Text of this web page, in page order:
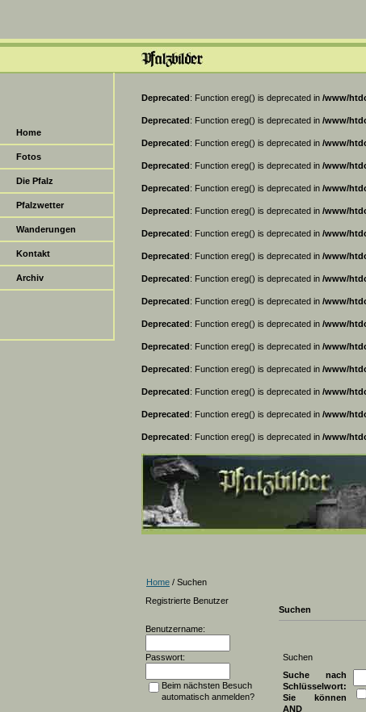
Home
Fotos
Die Pfalz
Pfalzwetter
Wanderungen
Kontakt
Archiv
Deprecated: Function ereg() is deprecated in /www/
Deprecated: Function ereg() is deprecated in /www/
Deprecated: Function ereg() is deprecated in /www/
Deprecated: Function ereg() is deprecated in /www/
Deprecated: Function ereg() is deprecated in /www/
Deprecated: Function ereg() is deprecated in /www/
Deprecated: Function ereg() is deprecated in /www/
Deprecated: Function ereg() is deprecated in /www/
Deprecated: Function ereg() is deprecated in /www/
Deprecated: Function ereg() is deprecated in /www/
Deprecated: Function ereg() is deprecated in /www/
Deprecated: Function ereg() is deprecated in /www/
Deprecated: Function ereg() is deprecated in /www/
Deprecated: Function ereg() is deprecated in /www/
Deprecated: Function ereg() is deprecated in /www/
Deprecated: Function ereg() is deprecated in /www/
Home / Suchen
Registrierte Benutzer
Benutzername:
Passwort:
Beim nächsten Besuch
automatisch anmelden?
Suchen
Suchen
Suche nach
Schlüsselwort:
Sie können
AND